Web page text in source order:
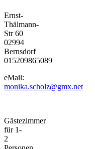
Ernst-
Thälmann-
Str 60
02994
Bernsdorf
015209865089
eMail:
monika.scholz@gmx.net
Gästezimmer
für 1-
2